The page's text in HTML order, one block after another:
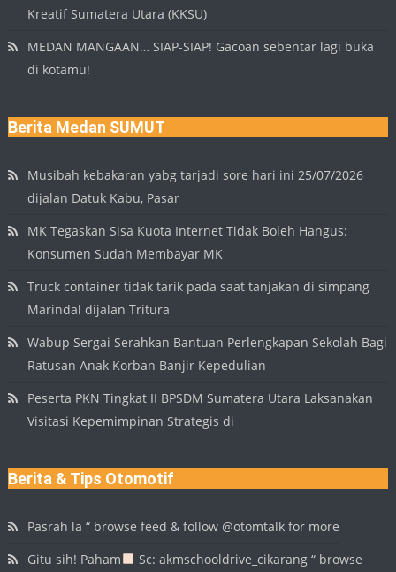
Kreatif Sumatera Utara (KKSU)
MEDAN MANGAAN… SIAP-SIAP! Gacoan sebentar lagi buka
di kotamu!
Berita Medan SUMUT
Musibah kebakaran yabg tarjadi sore hari ini 25/07/2026
dijalan Datuk Kabu, Pasar
MK Tegaskan Sisa Kuota Internet Tidak Boleh Hangus:
Konsumen Sudah Membayar MK
Truck container tidak tarik pada saat tanjakan di simpang
Marindal dijalan Tritura
Wabup Sergai Serahkan Bantuan Perlengkapan Sekolah Bagi
Ratusan Anak Korban Banjir Kepedulian
Peserta PKN Tingkat II BPSDM Sumatera Utara Laksanakan
Visitasi Kepemimpinan Strategis di
Berita & Tips Otomotif
Pasrah la “ browse feed & follow @otomtalk for more
Gitu sih! Paham
Sc: akmschooldrive_cikarang “ browse